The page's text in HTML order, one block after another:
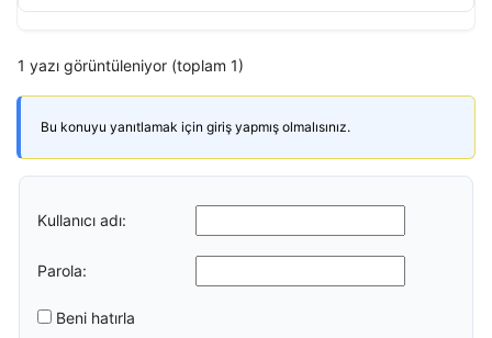
1 yazı görüntüleniyor (toplam 1)
Bu konuyu yanıtlamak için giriş yapmış olmalısınız.
Kullanıcı adı:
Parola:
Beni hatırla